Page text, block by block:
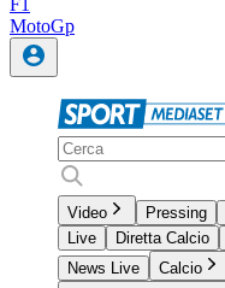
F1
MotoGp
Video Pressing
Live
Diretta Calcio
News Live
Calcio